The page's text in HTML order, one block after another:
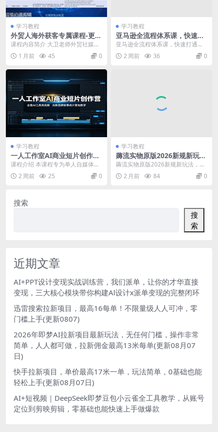
学习教程
外贸人海外获客专属课程-更新
6月，讲解社媒账号运营AI矩
阵玩法，社群实时答疑助力开
发海外客户
课程内容简介 大卫老师外贸社媒获
客独家训练营持续更新至6月，系统
讲解海外社媒账号...
1 月前 45 0
学习教程
亚马逊全流程体系课，快速打
通选品、上架、推广、盈利全
闭环，少走弯路高效出单
亚马逊全流程体系课，快速打通选
品、上架、推广、盈利全闭环，少
走弯路高效出单 课程...
2 周前 36 0
学习教程
一人工作室AI商业短片创作
营：全套AI工具库实操，光影
品牌叙事成片落地教学
课程介绍 本课程专为单人自媒体、
小型独立创作者打造，无需团队协
作，依靠 AI 工...
2 周前 25 0
学习教程
薅流实物原版2026新规新玩
法，上架精细化，AI优化，几
天就能出单，单店月收益1k+
薅流实物原版2026新规新玩法，上
架精细化，AI优化，几天就能出
单，单店月收益1...
2 月前 84 0
搜索
搜
索
近期文章
AI+PPT设计变现实战训练营，我们派单，让你的才华直接
变现，三大核心模块带你构建Al设计x派单变现的完整闭环
迅雷搜索拉新项目，最高16每单！不限量级人人可冲，零
门槛上手(更新0807)
2026年即梦AI拉新项目最新玩法，无任何门槛，操作非常
简单，人人都可做，拉新佣金最高13米每单(更新08月07
日)
快手拉新项目，单价最高17米一单，玩法简单，0基础也能
轻松上手(更新08月07日)
AI+短视频｜DeepSeek即梦豆包小云雀全工具教学，从账号
定位到剪映剪辑，零基础也能快速上手做爆款